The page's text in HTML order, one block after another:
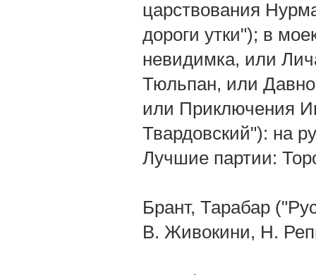
царствования
дороги утки"); в
невидимка, или
Тюльпан, или
или Приключения
Твардовский"): на
Лучшие партии:
Брант, Тарабар
В. Живокини, Н.